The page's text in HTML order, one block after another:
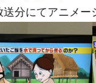
分にてアニメー